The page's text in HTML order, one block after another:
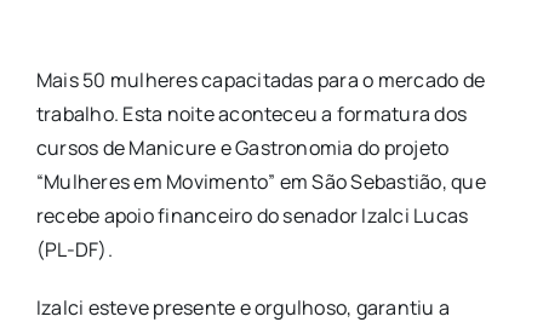
Mais 50 mulheres capacitadas para o mercado de
trabalho. Esta noite aconteceu a formatura dos
cursos de Manicure e Gastronomia do projeto
“Mulheres em Movimento” em São Sebastião, que
recebe apoio financeiro do senador Izalci Lucas
(PL-DF).
Izalci esteve presente e orgulhoso, garantiu a